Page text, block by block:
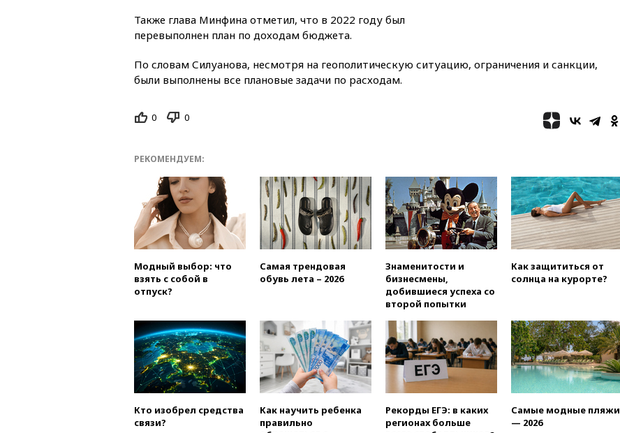
20 сотрудников пунктов
Минтранс предлагает
тратить средства дорожных
документы об ударах ВСУ по
нефтяным терминалам в
России
09:49
WSJ: Трамп «сходит с
ума» из-за сообщений в СМИ
09:36
09:18
Пашинян сообщил о
приверженности Армении
основополагающим
принципам ЕАЭС
09:06
Гендиректора
удмуртской «Ижавиа»
попросили уволиться
Также глава Минфина отметил, что в 2022 году был
перевыполнен план по доходам бюджета.
По словам Силуанова, несмотря на геополитическую ситуацию, ограничения и санкции,
были выполнены все плановые задачи по расходам.
0 0
РЕКОМЕНДУЕМ:
Модный выбор: что
взять с собой в
отпуск?
Самая трендовая
обувь лета – 2026
Знаменитости и
бизнесмены,
добившиеся успеха со
второй попытки
Как защититься от
солнца на курорте?
Кто изобрел средства
связи?
Как научить ребенка
правильно
Рекорды ЕГЭ: в каких
регионах больше
Самые модные пляжи
— 2026